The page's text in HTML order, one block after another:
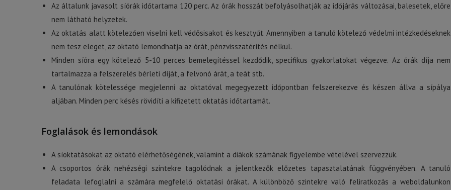
Az általunk javasolt síórák időtartama 120 perc. Az órák hosszát befolyásolhatják az időjárás változásai, balesetek, előre
nem látható helyzetek.
Az oktatás alatt kötelezően viselni kell védősisakot és kesztyűt. Amennyiben a tanuló kötelező védelmi intézkedéseknek
nem tesz eleget, az oktató lemondhatja az órát, pénzvisszatérítés nélkül.
Minden síóra egy kötelező 5-10 perces bemelegítéssel kezdődik, specifikus gyakorlatokat végezve. Az órák díja nem
tartalmazza a felszerelés bérleti díját, a felvonó árát, a teát stb.
A tanulónak kötelessége megjelenni az oktatóval megegyezett időpontban felszerekezve és készen állva a sípálya
aljában. Minden perc késés rövidíti a kifizetett oktatás időtartamát.
Foglalások és lemondások
A síoktatásokat az oktató elérhetőségének, valamint a diákok számának figyelembe vételével szervezzük.
A csoportos órák nehézségi szintekre tagolódnak a jelentkezők előzetes tapasztalatának függvényében. A tanuló
feladata lefoglalni a számára megfelelő oktatási órákat. A különböző szintekre való feliratkozás a weboldalunkon